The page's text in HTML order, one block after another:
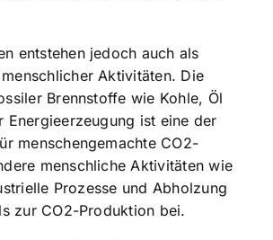
entstehen jedoch auch als
Aktivitäten. Die
Brennstoffe wie Kohle, Öl
Energieerzeugung ist eine der
menschengemachte CO2-
menschliche Aktivitäten wie
Prozesse und Abholzung
zur CO2-Produktion bei.